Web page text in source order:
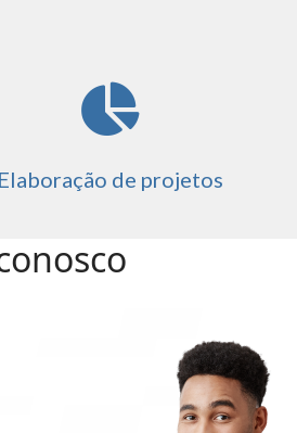
chart-
Elaboração de projetos